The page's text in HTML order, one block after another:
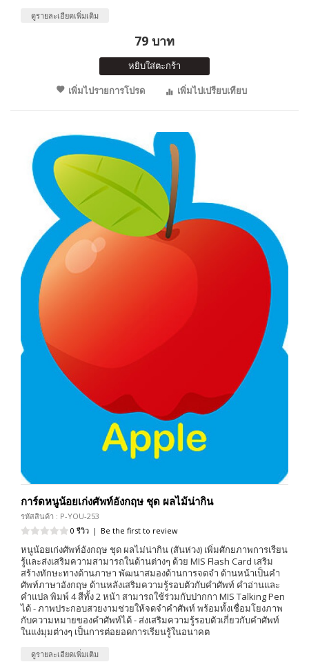
ดูรายละเอียดเพิ่มเติม
79 บาท
หยิบใส่ตะกร้า
เพิ่มไปรายการโปรด
เพิ่มไปเปรียบเทียบ
การ์ดหนูน้อยเก่งศัพท์อังกฤษ ชุด ผลไม้น่ากิน
รหัสสินค้า : P-YOU-253
0 รีวิว | Be the first to review
หนูน้อยเก่งศัพท์อังกฤษ ชุด ผลไม่น่ากิน (สันห่วง) เพิ่มศักยภาพการเรียน
รู้และส่งเสริมความสามารถในด้านต่างๆ ด้วย MIS Flash Card เสริม
สร้างทักษะทางด้านภาษา พัฒนาสมองด้านการจดจำ ด้านหน้าเป็นคำ
ศัพท์ภาษาอังกฤษ ด้านหลังเสริมความรู้รอบตัวกับคำศัพท์ คำอ่านและ
คำแปล พิมพ์ 4 สีทั้ง 2 หน้า สามารถใช้ร่วมกับปากกา MIS Talking Pen
ได้ - ภาพประกอบสวยงามช่วยให้จดจำคำศัพท์ พร้อมทั้งเชื่อมโยงภาพ
กับความหมายของคำศัพท์ได้ - ส่งเสริมความรู้รอบตัวเกี่ยวกับคำศัพท์
ในแง่มุมต่างๆ เป็นการต่อยอดการเรียนรู้ในอนาคต
ดูรายละเอียดเพิ่มเติม